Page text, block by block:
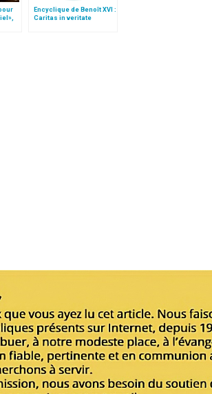
Encyclique de Benoît XVI :
Caritas in veritate